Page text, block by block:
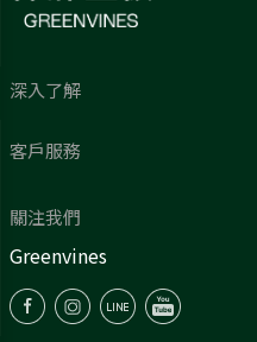
深入了解
客戶服務
關注我們
Greenvines